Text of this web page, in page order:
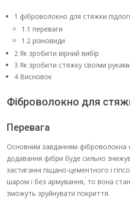
1 фіброволокно для стяжки
1.1 переваги
1.2 різновиди
2 Як зробити вірний вибір
3 Як зробити стяжку своїми
4 Висновок
Фіброволокно для
Перевага
Основним завданням фіброволокна
додавання фібри буде сильно
застиганні піщано-цементного і
шаром і без армування, то вона
зможуть зруйнувати покриття.